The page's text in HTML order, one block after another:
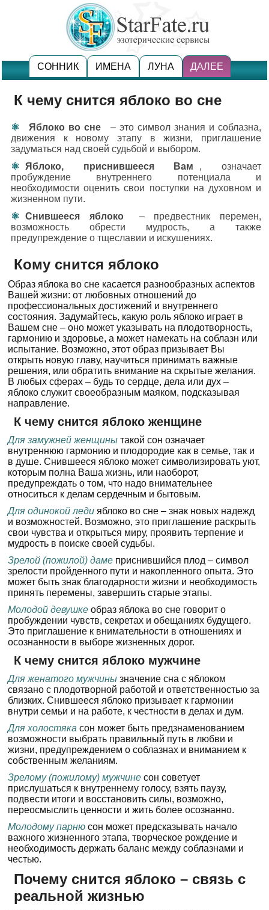
СОННИК ИМЕНА ЛУНА ДАЛЕЕ
К чему снится яблоко во сне
Яблоко во сне
– это символ знания и соблазна,
движения к новому этапу в жизни, приглашение
задуматься над своей судьбой и выбором.
Яблоко, приснившееся Вам
, означает
пробуждение внутреннего потенциала и
необходимости оценить свои поступки на духовном и
жизненном пути.
Снившееся яблоко
– предвестник перемен,
возможность обрести мудрость, а также
предупреждение о тщеславии и искушениях.
Кому снится яблоко
Образ яблока во сне касается разнообразных аспектов
Вашей жизни: от любовных отношений до
профессиональных достижений и внутреннего
состояния. Задумайтесь, какую роль яблоко играет в
Вашем сне – оно может указывать на плодотворность,
гармонию и здоровье, а может намекать на соблазн или
испытание. Возможно, этот образ призывает Вы
открыть новую главу, научиться принимать важные
решения, или обратить внимание на скрытые желания.
В любых сферах – будь то сердце, дела или дух –
яблоко служит своеобразным маяком, подсказывая
направление.
К чему снится яблоко женщине
Для замужней женщины такой сон означает
внутреннюю гармонию и плодородие как в семье, так и
в душе. Снившееся яблоко может символизировать уют,
которым полна Ваша жизнь, или наоборот,
предупреждать о том, что надо внимательнее
относиться к делам сердечным и бытовым.
Для одинокой леди яблоко во сне – знак новых надежд
и возможностей. Возможно, это приглашение раскрыть
свои чувства и открыться миру, проявить терпение и
мудрость в поиске своей судьбы.
Зрелой (пожилой) даме приснившийся плод – символ
зрелости пройденного пути и накопленного опыта. Это
может быть знак благодарности жизни и необходимость
принять перемены, завершить старые этапы.
Молодой девушке образ яблока во сне говорит о
пробуждении чувств, секретах и обещаниях будущего.
Это приглашение к внимательности в отношениях и
осознанности в выборе жизненных дорог.
К чему снится яблоко мужчине
Для женатого мужчины значение сна с яблоком
связано с плодотворной работой и ответственностью за
близких. Снившееся яблоко призывает к гармонии
внутри семьи и на работе, к честности в делах и дум.
Для холостяка сон может быть предзнаменованием
возможности выбрать правильный путь в любви и
жизни, предупреждением о соблазнах и вниманием к
собственным желаниям.
Зрелому (пожилому) мужчине сон советует
прислушаться к внутреннему голосу, взять паузу,
подвести итоги и восстановить силы, возможно,
переосмыслить ценности и жить более осознанно.
Молодому парню сон может предсказывать начало
важного жизненного этапа, творческое рождение и
необходимость держать баланс между соблазнами и
честью.
Почему снится яблоко – связь с
реальной жизнью